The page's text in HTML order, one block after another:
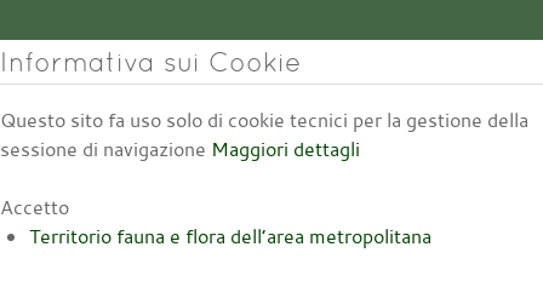
Informativa sui Cookie
Questo sito fa uso solo di cookie tecnici per la gestione della
sessione di navigazione Maggiori dettagli
Accetto
Territorio fauna e flora dell’area metropolitana